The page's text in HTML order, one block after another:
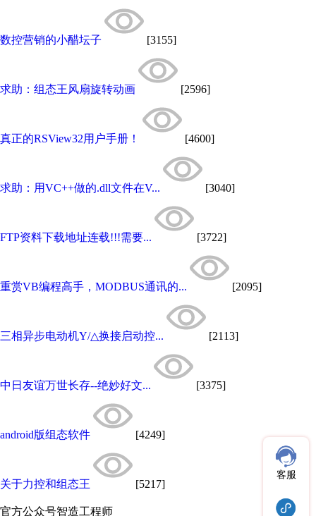
数控营销的小醋坛子 [3155]
求助：组态王风扇旋转动画 [2596]
真正的RSView32用户手册！ [4600]
求助：用VC++做的.dll文件在V... [3040]
FTP资料下载地址连载!!!需要... [3722]
重赏VB编程高手，MODBUS通讯的... [2095]
三相异步电动机Y/△换接启动控... [2113]
中日友谊万世长存--绝妙好文... [3375]
android版组态软件 [4249]
关于力控和组态王 [5217]
官方公众号智造工程师
客服